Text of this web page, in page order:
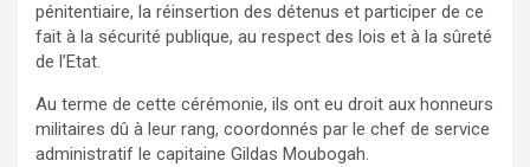
pénitentiaire, la réinsertion des détenus et participer de ce
fait à la sécurité publique, au respect des lois et à la sûreté
de l’Etat.
Au terme de cette cérémonie, ils ont eu droit aux honneurs
militaires dû à leur rang, coordonnés par le chef de service
administratif le capitaine Gildas Moubogah.